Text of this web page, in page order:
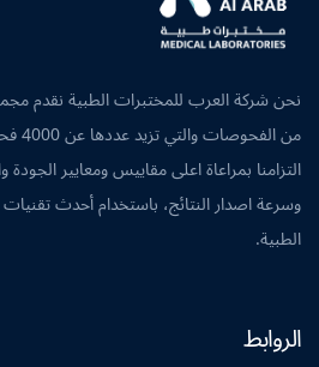
نحن شركة العرب للمختبرات الطبية نقدم
من
التزامنا بمراعاة اعلى مقاييس ومعايير الجودة
وسرعة اصدار النتائج، باستخدام أحدث
الطبية.
الروابط